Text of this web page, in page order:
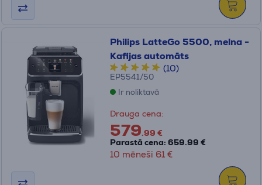
Philips LatteGo 5500, melna -
Kafijas automāts
(10)
EP5541/50
Ir noliktavā
Drauga cena:
579.99 €
Parastā cena: 659.99 €
10 mēneši 61 €